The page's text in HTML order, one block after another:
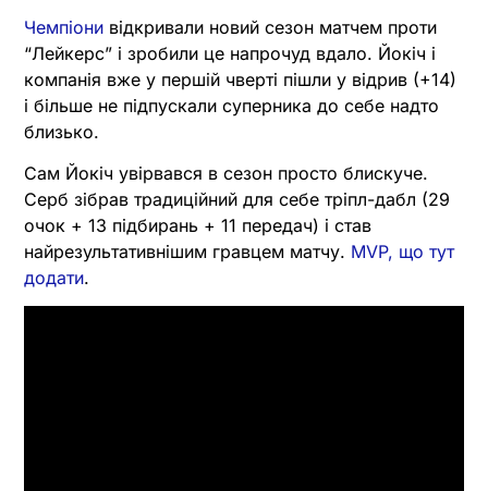
Чемпіони відкривали новий сезон матчем проти
“Лейкерс” і зробили це напрочуд вдало. Йокіч і
компанія вже у першій чверті пішли у відрив (+14)
і більше не підпускали суперника до себе надто
близько.
Сам Йокіч увірвався в сезон просто блискуче.
Серб зібрав традиційний для себе тріпл-дабл (29
очок + 13 підбирань + 11 передач) і став
найрезультативнішим гравцем матчу. MVP, що тут
додати.